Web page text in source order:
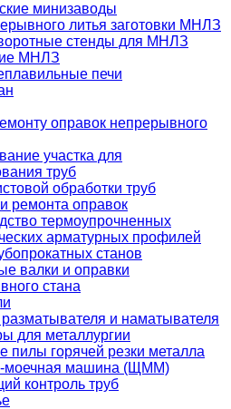
минизаводы
литья заготовки МНЛЗ
стенды для МНЛЗ
МНЛЗ
печи
оправок непрерывного
участка для
труб
обработки труб
ремонта оправок
термоупрочненных
арматурных профилей
станов
валки и оправки
стана
и наматывателя
для металлургии
пилы горячей резки металла
моечная машина (ЩММ)
контроль труб